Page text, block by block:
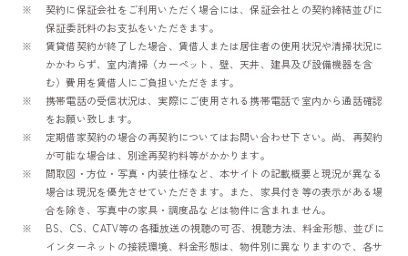
契約に保証会社をご利用いただく場合には、保証会社との契約締結並びに
保証委託料のお支払をいただきます。
賃貸借契約が終了した場合、賃借人または居住者の使用状況や清掃状況に
かかわらず、室内清掃（カーペット、壁、天井、建具及び設備機器を含
む）費用を賃借人にご負担いただきます。
携帯電話の受信状況は、実際にご使用される携帯電話で室内から通話確認
をお願い致します。
定期借家契約の場合の再契約についてはお問い合わせ下さい。尚、再契約
が可能な場合は、別途再契約料等がかかります。
間取図・方位・写真・内装仕様など、本サイトの記載概要と現況が異なる
場合は現況を優先させていただきます。また、家具付き等の表示がある場
合を除き、写真中の家具・調度品などは物件に含まれません。
BS、CS、CATV等の各種放送の視聴の可否、視聴方法、料金形態、並びに
インターネットの接続環境、料金形態は、物件別に異なりますので、各サ